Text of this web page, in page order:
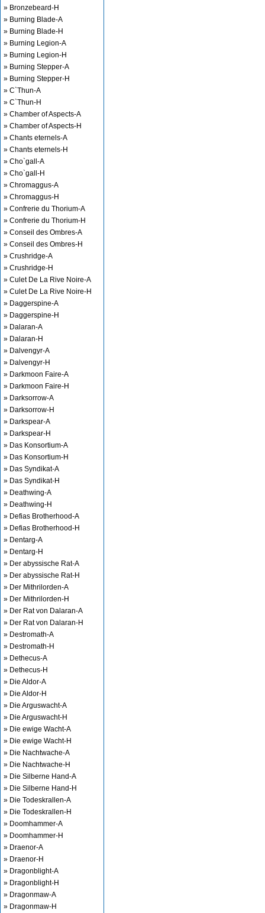
» Bronzebeard-H
» Burning Blade-A
» Burning Blade-H
» Burning Legion-A
» Burning Legion-H
» Burning Stepper-A
» Burning Stepper-H
» C`Thun-A
» C`Thun-H
» Chamber of Aspects-A
» Chamber of Aspects-H
» Chants eternels-A
» Chants eternels-H
» Cho`gall-A
» Cho`gall-H
» Chromaggus-A
» Chromaggus-H
» Confrerie du Thorium-A
» Confrerie du Thorium-H
» Conseil des Ombres-A
» Conseil des Ombres-H
» Crushridge-A
» Crushridge-H
» Culet De La Rive Noire-A
» Culet De La Rive Noire-H
» Daggerspine-A
» Daggerspine-H
» Dalaran-A
» Dalaran-H
» Dalvengyr-A
» Dalvengyr-H
» Darkmoon Faire-A
» Darkmoon Faire-H
» Darksorrow-A
» Darksorrow-H
» Darkspear-A
» Darkspear-H
» Das Konsortium-A
» Das Konsortium-H
» Das Syndikat-A
» Das Syndikat-H
» Deathwing-A
» Deathwing-H
» Defias Brotherhood-A
» Defias Brotherhood-H
» Dentarg-A
» Dentarg-H
» Der abyssische Rat-A
» Der abyssische Rat-H
» Der Mithrilorden-A
» Der Mithrilorden-H
» Der Rat von Dalaran-A
» Der Rat von Dalaran-H
» Destromath-A
» Destromath-H
» Dethecus-A
» Dethecus-H
» Die Aldor-A
» Die Aldor-H
» Die Arguswacht-A
» Die Arguswacht-H
» Die ewige Wacht-A
» Die ewige Wacht-H
» Die Nachtwache-A
» Die Nachtwache-H
» Die Silberne Hand-A
» Die Silberne Hand-H
» Die Todeskrallen-A
» Die Todeskrallen-H
» Doomhammer-A
» Doomhammer-H
» Draenor-A
» Draenor-H
» Dragonblight-A
» Dragonblight-H
» Dragonmaw-A
» Dragonmaw-H